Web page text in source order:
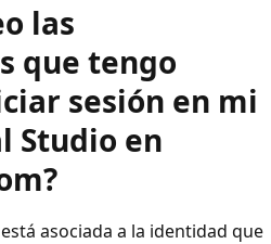
las
que tengo
sesión en mi
Studio en
asociada a la identidad que